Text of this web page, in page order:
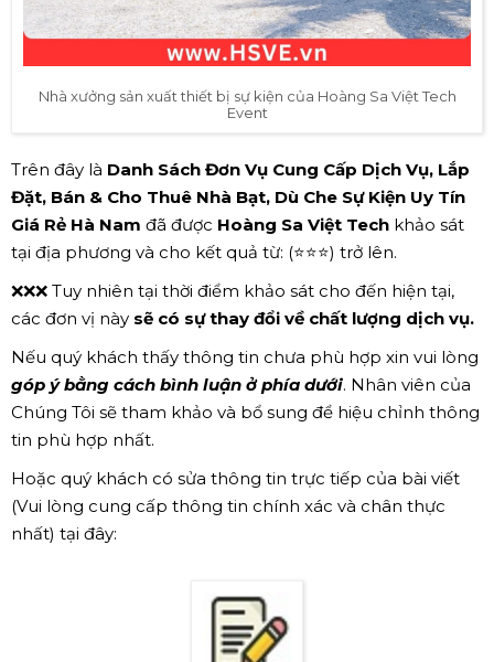
Nhà xưởng sản xuất thiết bị sự kiện của Hoàng Sa Việt Tech
Event
Trên đây là Danh Sách Đơn Vụ Cung Cấp Dịch Vụ, Lắp
Đặt, Bán & Cho Thuê Nhà Bạt, Dù Che Sự Kiện Uy Tín
Giá Rẻ Hà Nam đã được Hoàng Sa Việt Tech khảo sát
tại địa phương và cho kết quả từ: (⭐⭐⭐) trở lên.
❌❌❌ Tuy nhiên tại thời điểm khảo sát cho đến hiện tại,
các đơn vị này sẽ có sự thay đổi về chất lượng dịch vụ.
Nếu quý khách thấy thông tin chưa phù hợp xin vui lòng
góp ý bằng cách bình luận ở phía dưới. Nhân viên của
Chúng Tôi sẽ tham khảo và bổ sung để hiệu chỉnh thông
tin phù hợp nhất.
Hoặc quý khách có sửa thông tin trực tiếp của bài viết
(Vui lòng cung cấp thông tin chính xác và chân thực
nhất) tại đây: